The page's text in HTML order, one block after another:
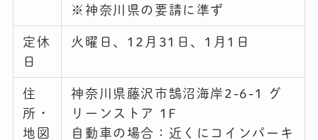
※神奈川県の要請に準ず
定休
日
火曜日、12月31日、1月1日
住
所・
地図
神奈川県藤沢市鵠沼海岸2-6-1 グ
リーンストア 1F
自動車の場合：近くにコインパーキ